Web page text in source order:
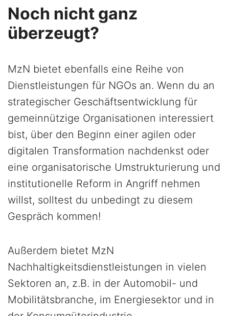
Noch nicht ganz
überzeugt?
MzN bietet ebenfalls eine Reihe von
Dienstleistungen für NGOs an. Wenn du an
strategischer Geschäftsentwicklung für
gemeinnützige Organisationen interessiert
bist, über den Beginn einer agilen oder
digitalen Transformation nachdenkst oder
eine organisatorische Umstrukturierung und
institutionelle Reform in Angriff nehmen
willst, solltest du unbedingt zu diesem
Gespräch kommen!
Außerdem bietet MzN
Nachhaltigkeitsdienstleistungen in vielen
Sektoren an, z.B. in der Automobil- und
Mobilitätsbranche, im Energiesektor und in